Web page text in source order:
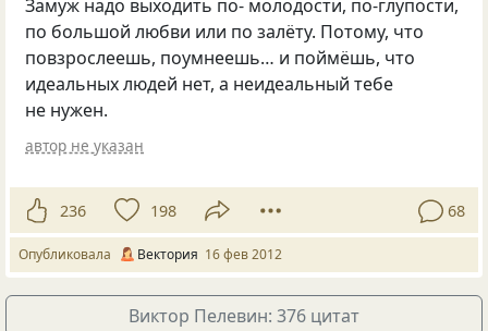
Замуж надо выходить по- молодости, по-глупости,
по большой любви или по залёту. Потому, что
повзрослеешь, поумнеешь… и поймёшь, что
идеальных людей нет, а неидеальный тебе
не нужен.
автор не указан
236 198 68
Опубликовала Вектория 16 фев 2012
Виктор Пелевин: 376 цитат